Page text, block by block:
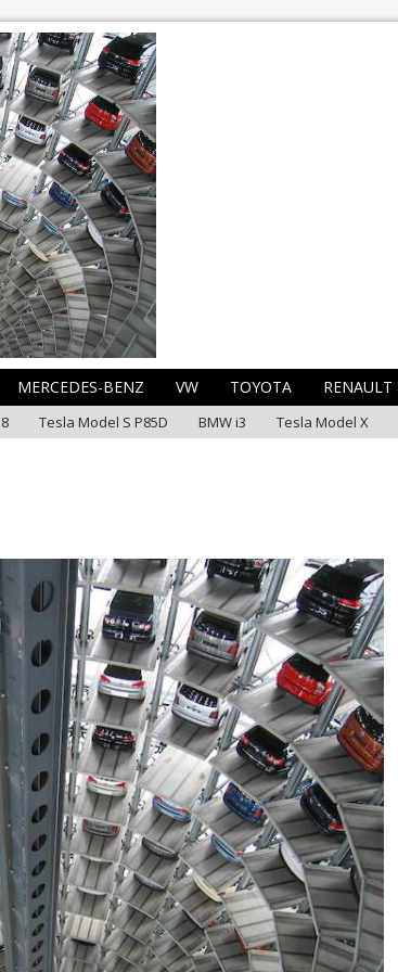
MERCEDES-BENZ VW TOYOTA RENAULT
Tesla Model S P85D BMW i3 Tesla Model X